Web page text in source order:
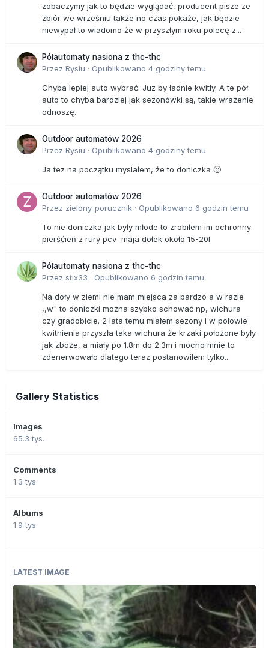
zobaczymy jak to będzie wyglądać, producent pisze ze
zbiór we wrześniu także no czas pokaże, jak będzie
niewypał to wiadomo że w przyszłym roku polecę z...
Półautomaty nasiona z thc-thc
Przez Rysiu · Opublikowano 4 godziny temu
Chyba lepiej auto wybrać. Juz by ładnie kwitły. A te pół
auto to chyba bardziej jak sezonówki są, takie wrażenie
odnoszę.
Outdoor automatów 2026
Przez Rysiu · Opublikowano 4 godziny temu
Ja tez na początku myslałem, że to doniczka 🙂
Outdoor automatów 2026
Przez zielony_porucznik · Opublikowano 6 godzin temu
To nie doniczka jak były młode to zrobiłem im ochronny
pierśćień z rury pcv maja dołek około 15-20l
Półautomaty nasiona z thc-thc
Przez stix33 · Opublikowano 6 godzin temu
Na doły w ziemi nie mam miejsca za bardzo a w razie
,,w" to doniczki można szybko schować np, wichura
czy gradobicie. 2 lata temu miałem sezony i w połowie
kwitnienia przyszła taka wichura że krzaki położone były
jak zboże, a miały po 1.8m do 2.3m i mocno mnie to
zdenerwowało dlatego teraz postanowiłem tylko...
Gallery Statistics
Images
65.3 tys.
Comments
1.3 tys.
Albums
1.9 tys.
LATEST IMAGE